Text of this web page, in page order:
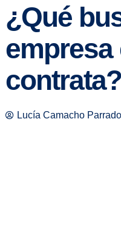
¿Qué
contrata?
Lucía Camacho Parrado